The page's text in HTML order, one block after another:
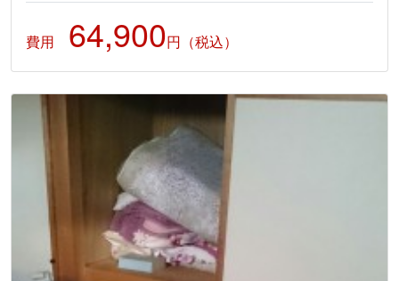
費用 64,900円（税込）